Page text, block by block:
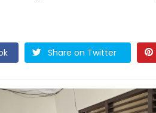
Share on Twitter